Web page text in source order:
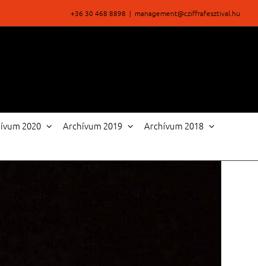
+36 30 468 8898 | management@cziffrafesztival.hu
2020 Archívum 2019
Archívum 2018